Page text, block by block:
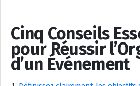
Cinq Conseils
pour Réussir
d’un Événement